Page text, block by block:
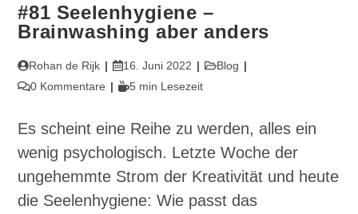
#81 Seelenhygiene –
Brainwashing aber anders
Beitrags-
Autor:
Rohan de Rijk
Beitrag
veröffentlicht:
16. Juni 2022
Beitrags-
Blog
Beitrags-
0 Kommentare Lesedauer:
5 min Lesezeit
Es scheint eine Reihe zu werden, alles ein
wenig psychologisch. Letzte Woche der
ungehemmte Strom der Kreativität und heute
die Seelenhygiene: Wie passt das